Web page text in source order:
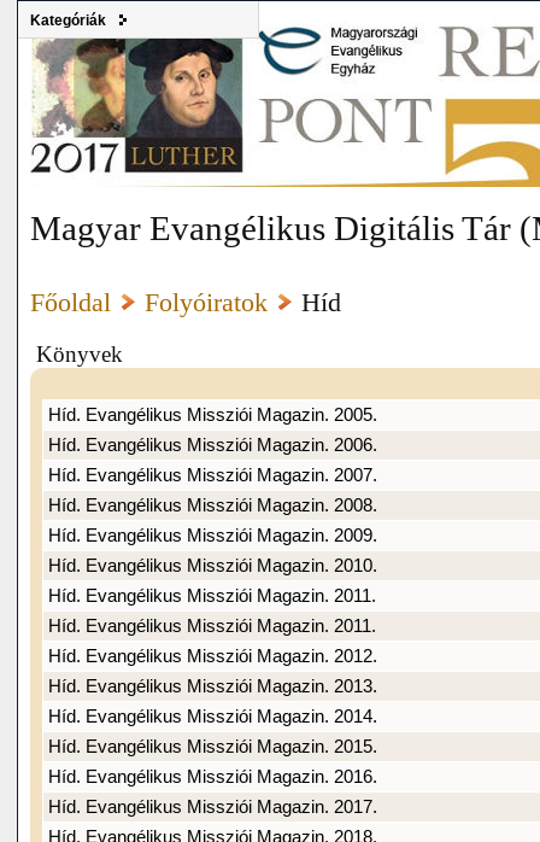
Kategóriák
Magyar Evangélikus Digitális Tár
Főoldal Folyóiratok Híd
Könyvek
Híd. Evangélikus Missziói Magazin. 2005.
Híd. Evangélikus Missziói Magazin. 2006.
Híd. Evangélikus Missziói Magazin. 2007.
Híd. Evangélikus Missziói Magazin. 2008.
Híd. Evangélikus Missziói Magazin. 2009.
Híd. Evangélikus Missziói Magazin. 2010.
Híd. Evangélikus Missziói Magazin. 2011.
Híd. Evangélikus Missziói Magazin. 2011.
Híd. Evangélikus Missziói Magazin. 2012.
Híd. Evangélikus Missziói Magazin. 2013.
Híd. Evangélikus Missziói Magazin. 2014.
Híd. Evangélikus Missziói Magazin. 2015.
Híd. Evangélikus Missziói Magazin. 2016.
Híd. Evangélikus Missziói Magazin. 2017.
Híd. Evangélikus Missziói Magazin. 2018.